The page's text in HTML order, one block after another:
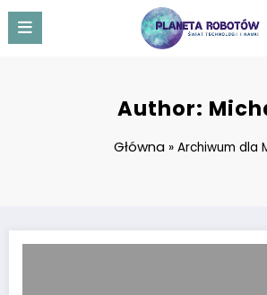
content
Author:
Główna »Archiwum dla